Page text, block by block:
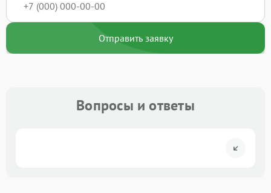
Отправить заявку
Вопросы и ответы